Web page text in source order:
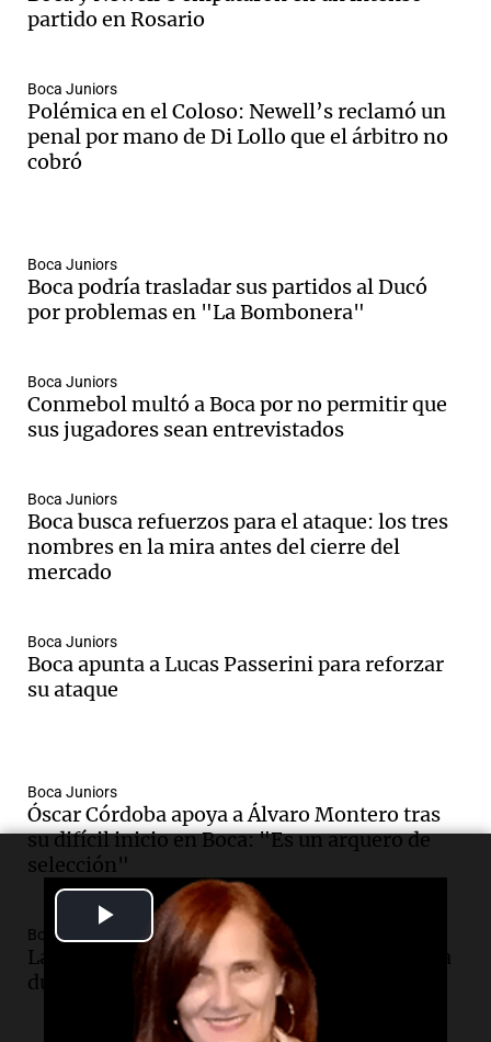
Play
Video
partido en Rosario
Boca Juniors
Polémica en el Coloso: Newell’s reclamó un
penal por mano de Di Lollo que el árbitro no
cobró
Boca Juniors
Boca podría trasladar sus partidos al Ducó
por problemas en "La Bombonera"
Boca Juniors
Conmebol multó a Boca por no permitir que
sus jugadores sean entrevistados
Boca Juniors
Boca busca refuerzos para el ataque: los tres
nombres en la mira antes del cierre del
mercado
Boca Juniors
Boca apunta a Lucas Passerini para reforzar
su ataque
Boca Juniors
Óscar Córdoba apoya a Álvaro Montero tras
su difícil inicio en Boca: "Es un arquero de
selección"
Boca Juniors
La decisión del "Vasco" Arruabarrena tras la
dura derrota de Boca ante Riestra